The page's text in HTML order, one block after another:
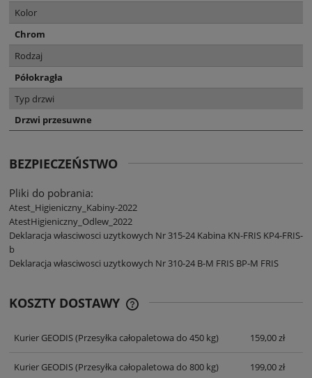
Kolor
Chrom
Rodzaj
Półokragła
Typ drzwi
Drzwi przesuwne
BEZPIECZEŃSTWO
Pliki do pobrania:
Atest_Higieniczny_Kabiny-2022
AtestHigieniczny_Odlew_2022
Deklaracja własciwosci uzytkowych Nr 315-24 Kabina KN-FRIS KP4-FRIS-
b
Deklaracja własciwosci uzytkowych Nr 310-24 B-M FRIS BP-M FRIS
KOSZTY DOSTAWY
Kurier GEODIS(Przesyłka całopaletowa do 450 kg) 159,00 zł
Kurier GEODIS(Przesyłka całopaletowa do 800 kg) 199,00 zł